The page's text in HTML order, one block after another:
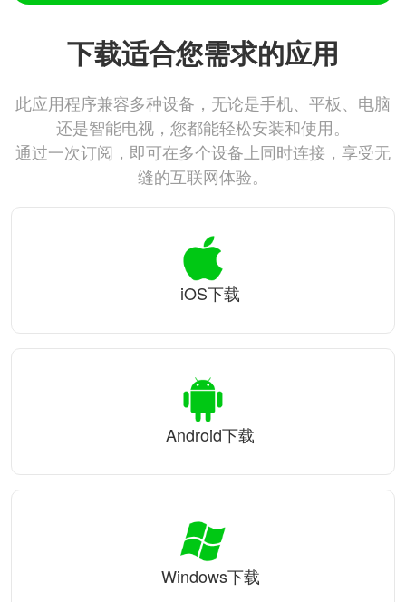
下载适合您需求的应用
此应用程序兼容多种设备，无论是手机、平板、电脑
还是智能电视，您都能轻松安装和使用。
通过一次订阅，即可在多个设备上同时连接，享受无
缝的互联网体验。
iOS下载
Android下载
Windows下载